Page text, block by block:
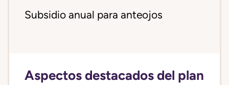
Subsidio anual para anteojos
Aspectos destacados del plan